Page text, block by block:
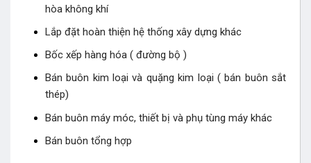
hòa không khí
Lắp đặt hoàn thiện hệ thống xây dựng khác
Bốc xếp hàng hóa ( đường bộ )
Bán buôn kim loại và quặng kim loại ( bán buôn sắt
thép)
Bán buôn máy móc, thiết bị và phụ tùng máy khác
Bán buôn tổng hợp